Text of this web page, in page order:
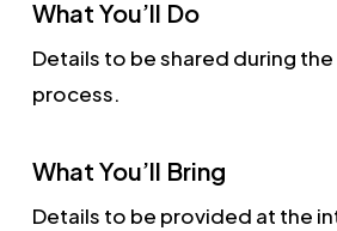
What You’ll Do
Details to be shared during
process.
What You’ll Bring
Details to be provided at the